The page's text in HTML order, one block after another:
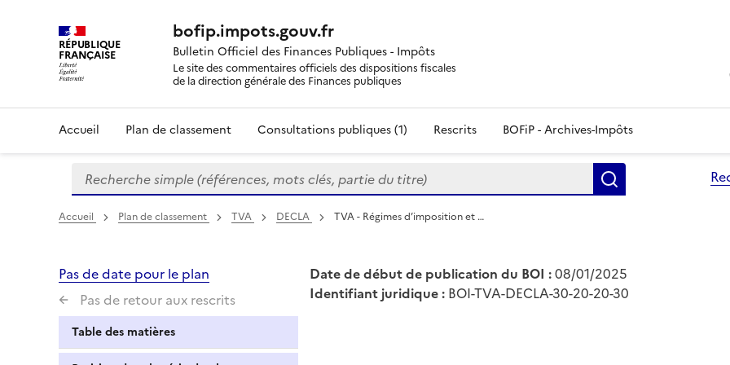
RÉPUBLIQUE
FRANÇAISE
bofip.impots.gouv.fr
Bulletin Officiel des Finances Publiques - Impôts
Le site des commentaires officiels des dispositions fiscales
de la direction générale des Finances publiques
Accueil Plan de classement Consultations publiques (1) Rescrits BOFiP - Archives-Impôts
Formulaire
de
recherche
Recherche simple (références, mots clés, partie du titre)
Accueil Plan de classement TVA DECLA TVA - Régimes d’imposition et …
Pas de date pour le plan
Pas de retour aux rescrits
Table des matières
Date de début de publication du BOI :08/01/2025
Identifiant juridique : BOI-TVA-DECLA-30-20-20-30